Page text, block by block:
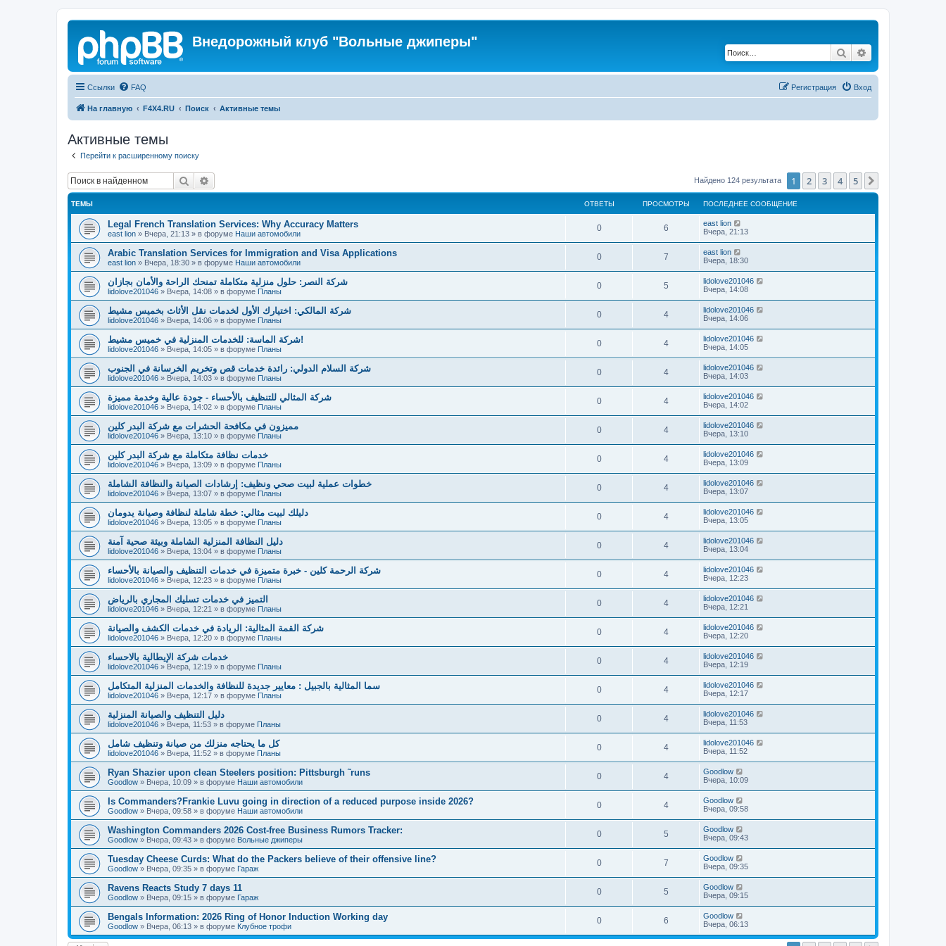
Внедорожный клуб "Вольные джиперы"
Поиск
Ссылки FAQ Вход
Регистрация
На главную F4X4.RU Поиск Активные темы
Активные темы
Перейти к расширенному поиску
Поиск Найдено 124 результата 1 2 3 4 5
ТЕМЫ ОТВЕТЫ ПРОСМОТРЫ ПОСЛЕДНЕЕ СООБЩЕНИЕ
Legal French Translation Services: Why Accuracy Matters
east lion » Вчера, 21:13 » в форуме Наши автомобили
0 6
east lion
Вчера, 21:13
Arabic Translation Services for Immigration and Visa Applications
east lion » Вчера, 18:30 » в форуме Наши автомобили
0 7
east lion
Вчера, 18:30
شركة النصر: حلول منزلية متكاملة تمنحك الراحة والأمان بجازان
lidolove201046 » Вчера, 14:08 » в форуме Планы
0 5
lidolove201046
Вчера, 14:08
شركة المالكي: اختيارك الأول لخدمات نقل الأثاث بخميس مشيط
lidolove201046 » Вчера, 14:06 » в форуме Планы
0 4
lidolove201046
Вчера, 14:06
شركة الماسة: للخدمات المنزلية في خميس مشيط!
lidolove201046 » Вчера, 14:05 » в форуме Планы
0 4
lidolove201046
Вчера, 14:05
شركة السلام الدولي: رائدة خدمات قص وتخريم الخرسانة في الجنوب
lidolove201046 » Вчера, 14:03 » в форуме Планы
0 4
lidolove201046
Вчера, 14:03
شركة المثالي للتنظيف بالأحساء - جودة عالية وخدمة مميزة
lidolove201046 » Вчера, 14:02 » в форуме Планы
0 4
lidolove201046
Вчера, 14:02
مميزون في مكافحة الحشرات مع شركة البدر كلين
lidolove201046 » Вчера, 13:10 » в форуме Планы
0 4
lidolove201046
Вчера, 13:10
خدمات نظافة متكاملة مع شركة البدر كلين
lidolove201046 » Вчера, 13:09 » в форуме Планы
0 4
lidolove201046
Вчера, 13:09
خطوات عملية لبيت صحي ونظيف: إرشادات الصيانة والنظافة الشاملة
lidolove201046 » Вчера, 13:07 » в форуме Планы
0 4
lidolove201046
Вчера, 13:07
دليلك لبيت مثالي: خطة شاملة لنظافة وصيانة يدومان
lidolove201046 » Вчера, 13:05 » в форуме Планы
0 4
lidolove201046
Вчера, 13:05
دليل النظافة المنزلية الشاملة وبيئة صحية آمنة
lidolove201046 » Вчера, 13:04 » в форуме Планы
0 4
lidolove201046
Вчера, 13:04
شركة الرحمة كلين - خبرة متميزة في خدمات التنظيف والصيانة بالأحساء
lidolove201046 » Вчера, 12:23 » в форуме Планы
0 4
lidolove201046
Вчера, 12:23
التميز في خدمات تسليك المجاري بالرياض
lidolove201046 » Вчера, 12:21 » в форуме Планы
0 4
lidolove201046
Вчера, 12:21
شركة القمة المثالية: الريادة في خدمات الكشف والصيانة
lidolove201046 » Вчера, 12:20 » в форуме Планы
0 4
lidolove201046
Вчера, 12:20
خدمات شركة الإيطالية بالاحساء
lidolove201046 » Вчера, 12:19 » в форуме Планы
0 4
lidolove201046
Вчера, 12:19
سما المثالية بالجبيل : معايير جديدة للنظافة والخدمات المنزلية المتكامل
lidolove201046 » Вчера, 12:17 » в форуме Планы
0 4
lidolove201046
Вчера, 12:17
دليل التنظيف والصيانة المنزلية
lidolove201046 » Вчера, 11:53 » в форуме Планы
0 4
lidolove201046
Вчера, 11:53
كل ما يحتاجه منزلك من صيانة وتنظيف شامل
lidolove201046 » Вчера, 11:52 » в форуме Планы
0 4
lidolove201046
Вчера, 11:52
Ryan Shazier upon clean Steelers position: Pittsburgh ˜runs
Goodlow » Вчера, 10:09 » в форуме Наши автомобили
0 4
Goodlow
Вчера, 10:09
Is Commanders?Frankie Luvu going in direction of a reduced purpose inside 2026?
Goodlow » Вчера, 09:58 » в форуме Наши автомобили
0 4
Goodlow
Вчера, 09:58
Washington Commanders 2026 Cost-free Business Rumors Tracker:
Goodlow » Вчера, 09:43 » в форуме Вольные джиперы
0 5
Goodlow
Вчера, 09:43
Tuesday Cheese Curds: What do the Packers believe of their offensive line?
Goodlow » Вчера, 09:35 » в форуме Гараж
0 7
Goodlow
Вчера, 09:35
Ravens Reacts Study 7 days 11
Goodlow » Вчера, 09:15 » в форуме Гараж
0 5
Goodlow
Вчера, 09:15
Bengals Information: 2026 Ring of Honor Induction Working day
Goodlow » Вчера, 06:13 » в форуме Клубное трофи
0 6
Goodlow
Вчера, 06:13